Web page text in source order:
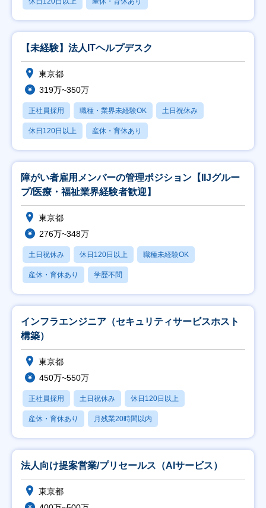
【未経験】法人ITヘルプデスク
東京都
319万~350万
正社員採用 職種・業界未経験OK 土日祝休み
休日120日以上 産休・育休あり
障がい者雇用メンバーの管理ポジション【IIJグルー
プ/医療・福祉業界経験者歓迎】
東京都
276万~348万
土日祝休み 休日120日以上 職種未経験OK
産休・育休あり 学歴不問
インフラエンジニア（セキュリティサービスホスト
構築）
東京都
450万~550万
正社員採用 土日祝休み 休日120日以上
産休・育休あり 月残業20時間以内
法人向け提案営業/プリセールス（AIサービス）
東京都